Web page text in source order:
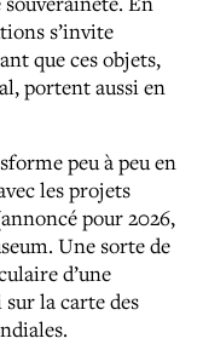
s’invite
que ces objets,
portent aussi en
peu à peu en
les projets
pour 2026,
Une sorte de
d’une
la carte des